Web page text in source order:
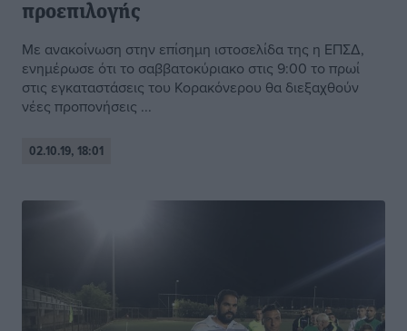
προεπιλογής
Με ανακοίνωση στην επίσημη ιστοσελίδα της η ΕΠΣΔ,
ενημέρωσε ότι το σαββατοκύριακο στις 9:00 το πρωί
στις εγκαταστάσεις του Κορακόνερου θα διεξαχθούν
νέες προπονήσεις ...
02.10.19, 18:01